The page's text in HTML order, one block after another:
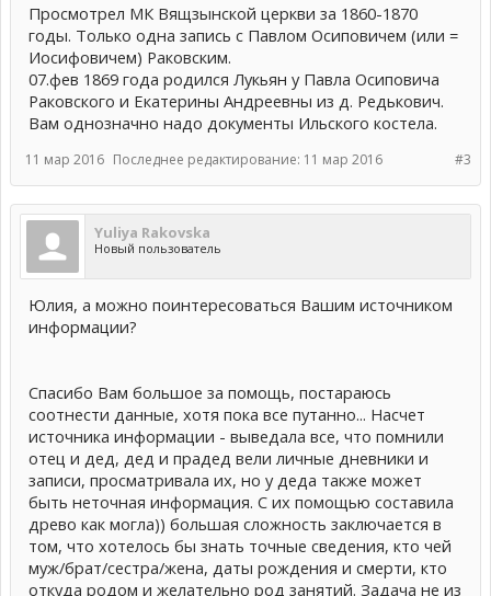
Просмотрел МК Вящзынской церкви за 1860-1870
годы. Только одна запись с Павлом Осиповичем (или =
Иосифовичем) Раковским.
07.фев 1869 года родился Лукьян у Павла Осиповича
Раковского и Екатерины Андреевны из д. Редькович.
Вам однозначно надо документы Ильского костела.
#3
11 мар 2016 Последнее редактирование: 11 мар 2016
Yuliya Rakovska
Новый пользователь
Юлия, а можно поинтересоваться Вашим источником
информации?
Спасибо Вам большое за помощь, постараюсь
соотнести данные, хотя пока все путанно... Насчет
источника информации - выведала все, что помнили
отец и дед, дед и прадед вели личные дневники и
записи, просматривала их, но у деда также может
быть неточная информация. С их помощью составила
древо как могла)) большая сложность заключается в
том, что хотелось бы знать точные сведения, кто чей
муж/брат/сестра/жена, даты рождения и смерти, кто
откуда родом и желательно род занятий. Задача не из